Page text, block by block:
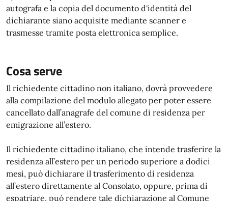
autografa e la copia del documento d'identità del
dichiarante siano acquisite mediante scanner e
trasmesse tramite posta elettronica semplice.
Cosa serve
Il richiedente cittadino non italiano, dovrà provvedere
alla compilazione del modulo allegato per poter essere
cancellato dall’anagrafe del comune di residenza per
emigrazione all’estero.
Il richiedente cittadino italiano, che intende trasferire la
residenza all’estero per un periodo superiore a dodici
mesi, può dichiarare il trasferimento di residenza
all’estero direttamente al Consolato, oppure, prima di
espatriare, può rendere tale dichiarazione al Comune